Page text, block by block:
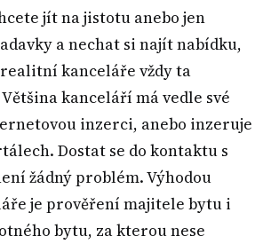
jít na jistotu anebo jen
a nechat si najít nabídku,
kanceláře vždy ta
kanceláří má vedle své
inzerci, anebo inzeruje
Dostat se do kontaktu s
žádný problém. Výhodou
je prověření majitele bytu i
bytu, za kterou nese